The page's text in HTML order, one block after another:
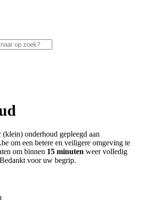
onderhoud gepleegd aan
om een betere en veiligere omgeving te
om binnen 15 minuten weer volledig
voor uw begrip.